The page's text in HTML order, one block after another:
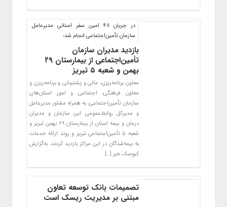
در جریان ۴۸ امین سفر استانی مدیرعامل
سازمان تأمین‌اجتماعی انجام شد؛
بازدید مدیران سازمان
تأمین‌اجتماعی از بیمارستان ۲۹
بهمن و شعبه ۵ تبریز
معاون برنامه‌ریزی، مالی و پشتیبانی و برنامه‌ریزی و
معاون فرهنگی، اجتماعی و امور استان‌های
سازمان تأمین‌اجتماعی، به همراه مشاور مدیرعامل
و مدیرکل روابط‌عمومی این سازمان و مدیران
درمان و بیمه استان از بیمارستان ۲۹ بهمن تبریز و
شعبه ۵ تأمین‌اجتماعی تبریز و روند ارائه خدمات
به بیمه‌شدگان در این مراکز بازدید کردند. به‌گزارش
کیوسک خبر […]
تصمیمات بانک توسعه تعاون
مبتنی بر مدیریت ریسک است